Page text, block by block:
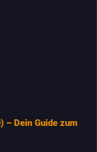
– Dein Guide zum